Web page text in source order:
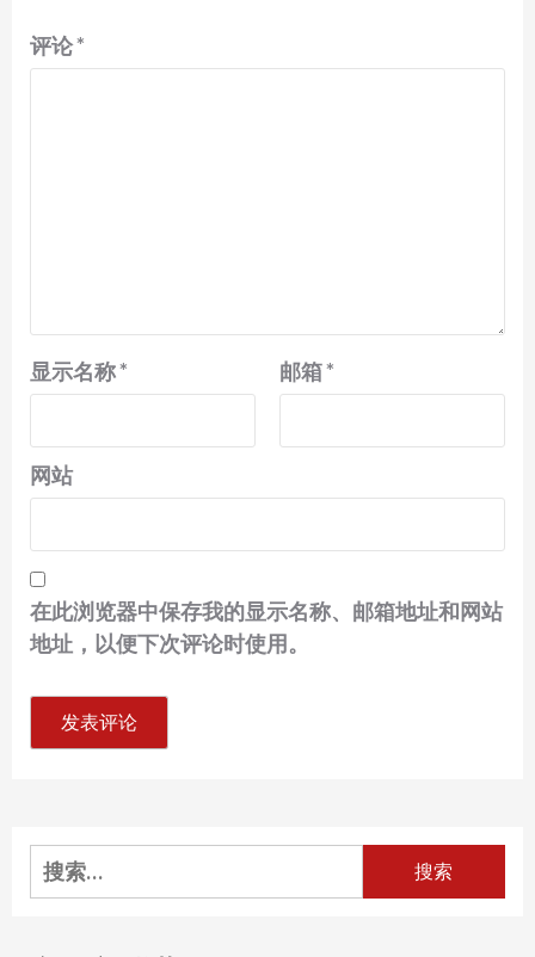
评论*
显示名称* 邮箱*
网站
在此浏览器中保存我的显示名称、邮箱地址和网站
地址，以便下次评论时使用。
搜
索：